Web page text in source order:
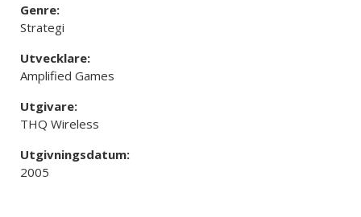
Genre:
Strategi
Utvecklare:
Amplified Games
Utgivare:
THQ Wireless
Utgivningsdatum:
2005